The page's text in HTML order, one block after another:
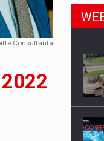
din Romania,
Consultanta
2022